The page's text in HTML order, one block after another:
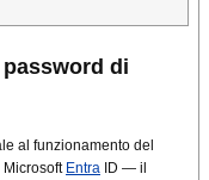
di
al funzionamento del
Microsoft Entra ID — il